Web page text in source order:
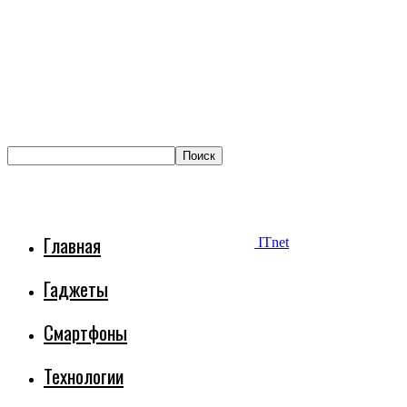
ITnet
Главная
Гаджеты
Смартфоны
Технологии